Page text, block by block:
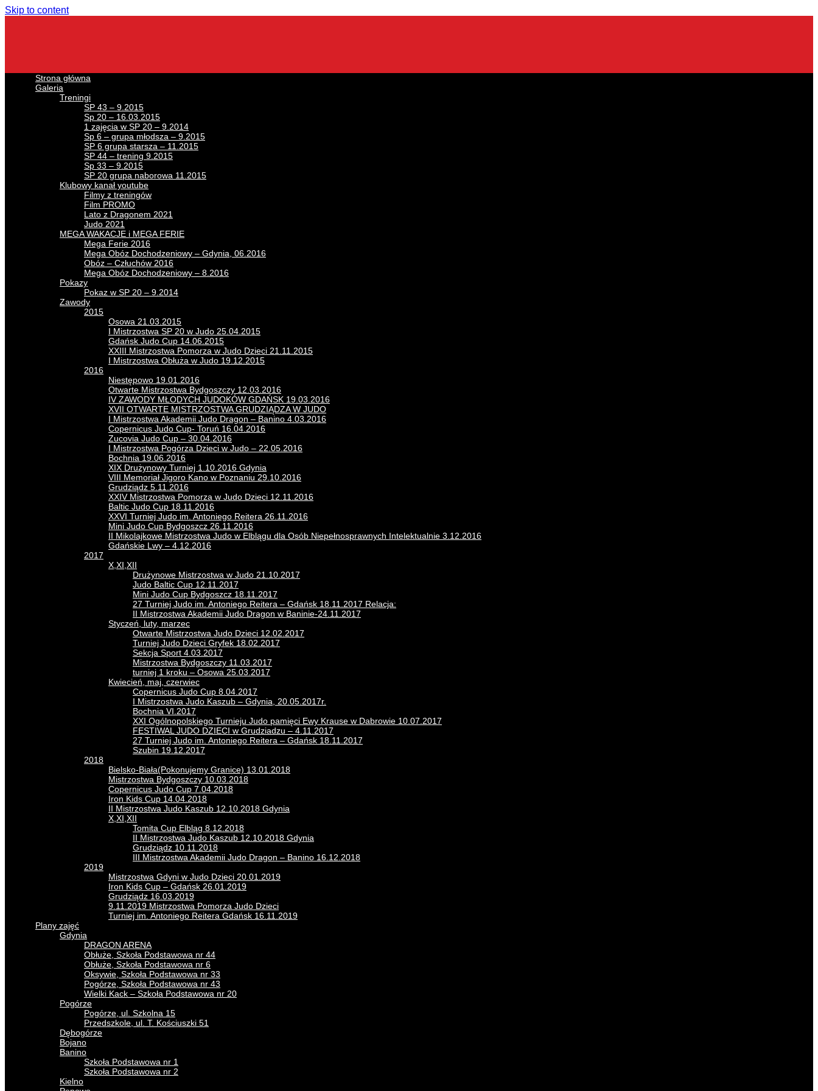
Skip to content
Strona główna
Galeria
Treningi
SP 43 – 9.2015
Sp 20 – 16.03.2015
1 zajęcia w SP 20 – 9.2014
Sp 6 – grupa młodsza – 9.2015
SP 6 grupa starsza – 11.2015
SP 44 – trening 9.2015
Sp 33 – 9.2015
SP 20 grupa naborowa 11.2015
Klubowy kanał youtube
Filmy z treningów
Film PROMO
Lato z Dragonem 2021
Judo 2021
MEGA WAKACJE i MEGA FERIE
Mega Ferie 2016
Mega Obóz Dochodzeniowy – Gdynia, 06.2016
Obóz – Człuchów 2016
Mega Obóz Dochodzeniowy – 8.2016
Pokazy
Pokaz w SP 20 – 9.2014
Zawody
2015
Osowa 21.03.2015
I Mistrzostwa SP 20 w Judo 25.04.2015
Gdańsk Judo Cup 14.06.2015
XXIII Mistrzostwa Pomorza w Judo Dzieci 21.11.2015
I Mistrzostwa Obłuża w Judo 19.12.2015
2016
Niestępowo 19.01.2016
Otwarte Mistrzostwa Bydgoszczy 12.03.2016
IV ZAWODY MŁODYCH JUDOKÓW GDAŃSK 19.03.2016
XVII OTWARTE MISTRZOSTWA GRUDZIĄDZA W JUDO
I Mistrzostwa Akademii Judo Dragon – Banino 4.03.2016
Copernicus Judo Cup- Toruń 16.04.2016
Zucovia Judo Cup – 30.04.2016
I Mistrzostwa Pogórza Dzieci w Judo – 22.05.2016
Bochnia 19.06.2016
XIX Drużynowy Turniej 1.10.2016 Gdynia
VIII Memoriał Jigoro Kano w Poznaniu 29.10.2016
Grudziądz 5.11.2016
XXIV Mistrzostwa Pomorza w Judo Dzieci 12.11.2016
Baltic Judo Cup 18.11.2016
XXVI Turniej Judo im. Antoniego Reitera 26.11.2016
Mini Judo Cup Bydgoszcz 26.11.2016
II Mikolajkowe Mistrzostwa Judo w Elblągu dla Osób Niepełnosprawnych Intelektualnie 3.12.2016
Gdańskie Lwy – 4.12.2016
2017
X,XI,XII
Drużynowe Mistrzostwa w Judo 21.10.2017
Judo Baltic Cup 12.11.2017
Mini Judo Cup Bydgoszcz 18.11.2017
27 Turniej Judo im. Antoniego Reitera – Gdańsk 18.11.2017 Relacja:
II Mistrzostwa Akademii Judo Dragon w Baninie-24.11.2017
Styczeń, luty, marzec
Otwarte Mistrzostwa Judo Dzieci 12.02.2017
Turniej Judo Dzieci Gryfek 18.02.2017
Sekcja Sport 4.03.2017
Mistrzostwa Bydgoszczy 11.03.2017
turniej 1 kroku – Osowa 25.03.2017
Kwiecień, maj, czerwiec
Copernicus Judo Cup 8.04.2017
I Mistrzostwa Judo Kaszub – Gdynia, 20.05.2017r.
Bochnia VI.2017
XXI Ogólnopolskiego Turnieju Judo pamięci Ewy Krause w Dabrowie 10.07.2017
FESTIWAL JUDO DZIECI w Grudziadzu – 4.11.2017
27 Turniej Judo im. Antoniego Reitera – Gdańsk 18.11.2017
Szubin 19.12.2017
2018
Bielsko-Biała(Pokonujemy Granice) 13.01.2018
Mistrzostwa Bydgoszczy 10.03.2018
Copernicus Judo Cup 7.04.2018
Iron Kids Cup 14.04.2018
II Mistrzostwa Judo Kaszub 12.10.2018 Gdynia
X,XI,XII
Tomita Cup Elbląg 8.12.2018
II Mistrzostwa Judo Kaszub 12.10.2018 Gdynia
Grudziądz 10.11.2018
III Mistrzostwa Akademii Judo Dragon – Banino 16.12.2018
2019
Mistrzostwa Gdyni w Judo Dzieci 20.01.2019
Iron Kids Cup – Gdańsk 26.01.2019
Grudziądz 16.03.2019
9.11.2019 Mistrzostwa Pomorza Judo Dzieci
Turniej im. Antoniego Reitera Gdańsk 16.11.2019
Plany zajęć
Gdynia
DRAGON ARENA
Obłuże, Szkoła Podstawowa nr 44
Obłuże, Szkoła Podstawowa nr 6
Oksywie, Szkoła Podstawowa nr 33
Pogórze, Szkoła Podstawowa nr 43
Wielki Kack – Szkoła Podstawowa nr 20
Pogórze
Pogórze, ul. Szkolna 15
Przedszkole, ul. T. Kościuszki 51
Dębogórze
Bojano
Banino
Szkoła Podstawowa nr 1
Szkoła Podstawowa nr 2
Kielno